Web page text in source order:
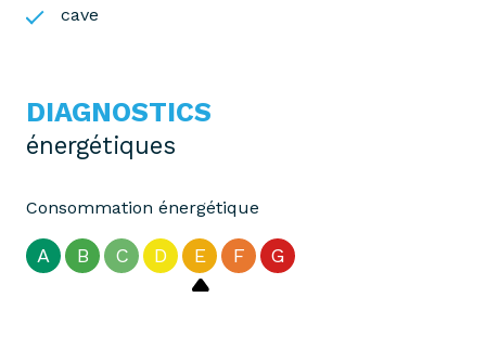
cave
DIAGNOSTICS
énergétiques
Consommation énergétique
A B C D E F G